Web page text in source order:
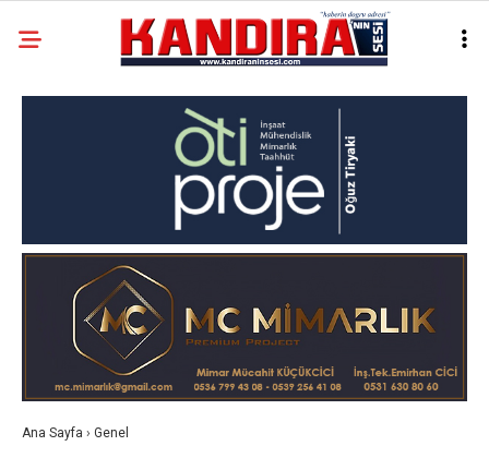
Ana Sayfa › Genel